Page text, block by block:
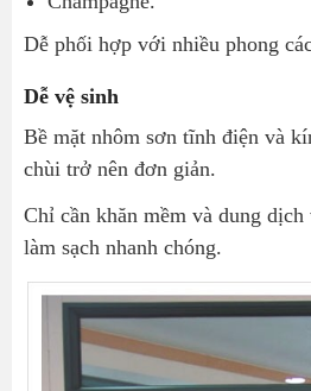
Dễ phối hợp với nhiều phong
Dễ vệ sinh
Bề mặt nhôm sơn tĩnh điện và
chùi trở nên đơn giản.
Chỉ cần khăn mềm và dung
làm sạch nhanh chóng.